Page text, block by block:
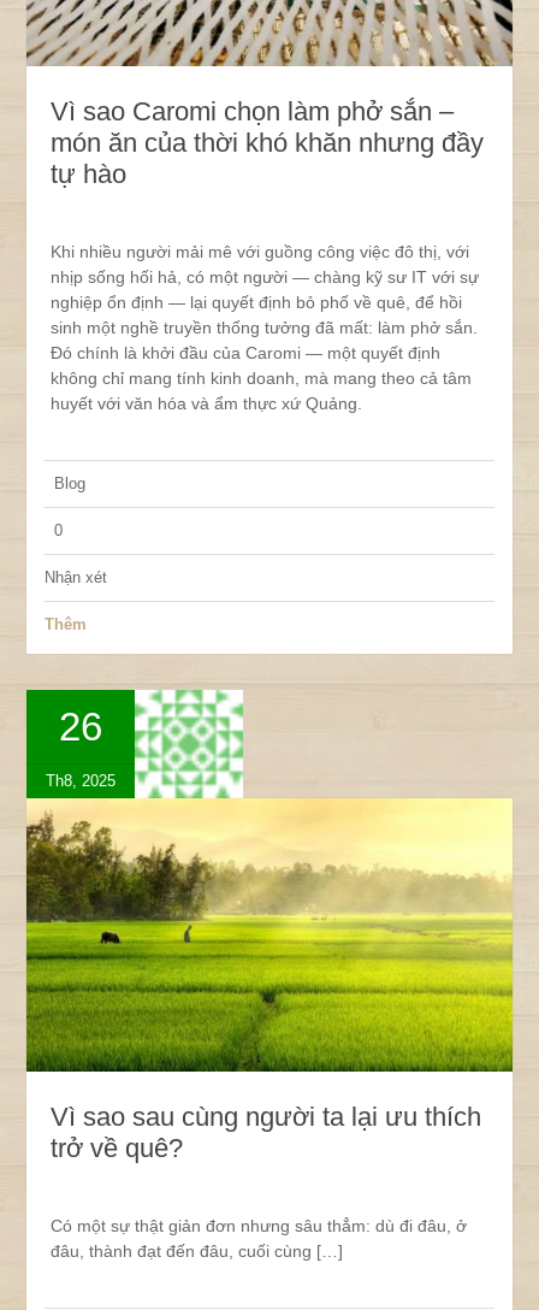
Vì sao Caromi chọn làm phở sắn –
món ăn của thời khó khăn nhưng đầy
tự hào
Khi nhiều người mải mê với guồng công việc đô thị, với
nhịp sống hối hả, có một người — chàng kỹ sư IT với sự
nghiệp ổn định — lại quyết định bỏ phố về quê, để hồi
sinh một nghề truyền thống tưởng đã mất: làm phở sắn.
Đó chính là khởi đầu của Caromi — một quyết định
không chỉ mang tính kinh doanh, mà mang theo cả tâm
huyết với văn hóa và ẩm thực xứ Quảng.
Blog
0
Nhận xét
Thêm
26
Th8, 2025
Vì sao sau cùng người ta lại ưu thích
trở về quê?
Có một sự thật giản đơn nhưng sâu thẳm: dù đi đâu, ở
đâu, thành đạt đến đâu, cuối cùng […]